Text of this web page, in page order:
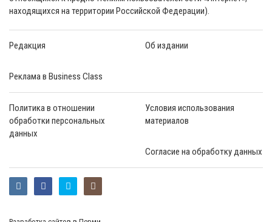
находящихся на территории Российской Федерации).
Редакция Об издании
Реклама в Business Class
Политика в отношении
обработки персональных
данных
Условия использования
материалов
Согласие на обработку данных